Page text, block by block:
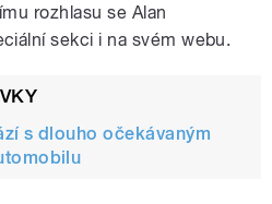
rozhlasu se Alan
sekci i na svém webu.
s dlouho očekávaným